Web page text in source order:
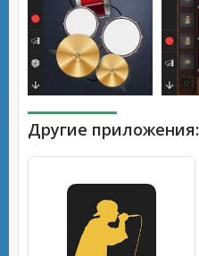
Другие приложения: